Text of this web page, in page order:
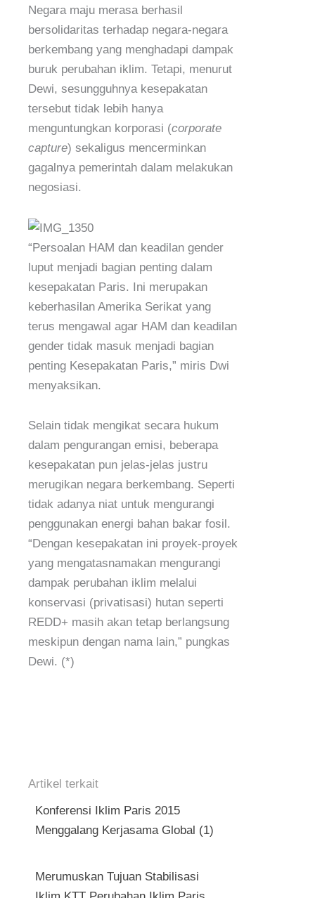
Negara maju merasa berhasil
bersolidaritas terhadap negara-negara
berkembang yang menghadapi dampak
buruk perubahan iklim. Tetapi, menurut
Dewi, sesungguhnya kesepakatan
tersebut tidak lebih hanya
menguntungkan korporasi (corporate
capture) sekaligus mencerminkan
gagalnya pemerintah dalam melakukan
negosiasi.
“Persoalan HAM dan keadilan gender
luput menjadi bagian penting dalam
kesepakatan Paris. Ini merupakan
keberhasilan Amerika Serikat yang
terus mengawal agar HAM dan keadilan
gender tidak masuk menjadi bagian
penting Kesepakatan Paris,” miris Dwi
menyaksikan.
Selain tidak mengikat secara hukum
dalam pengurangan emisi, beberapa
kesepakatan pun jelas-jelas justru
merugikan negara berkembang. Seperti
tidak adanya niat untuk mengurangi
penggunakan energi bahan bakar fosil.
“Dengan kesepakatan ini proyek-proyek
yang mengatasnamakan mengurangi
dampak perubahan iklim melalui
konservasi (privatisasi) hutan seperti
REDD+ masih akan tetap berlangsung
meskipun dengan nama lain,” pungkas
Dewi. (*)
Artikel terkait
Konferensi Iklim Paris 2015
Menggalang Kerjasama Global (1)
Merumuskan Tujuan Stabilisasi